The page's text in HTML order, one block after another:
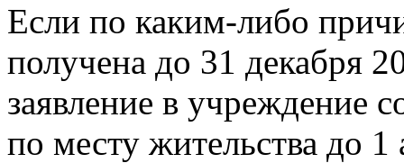
Если по каким-либо
получена до 31 декабря
заявление в учреждение
по месту жительства до 1